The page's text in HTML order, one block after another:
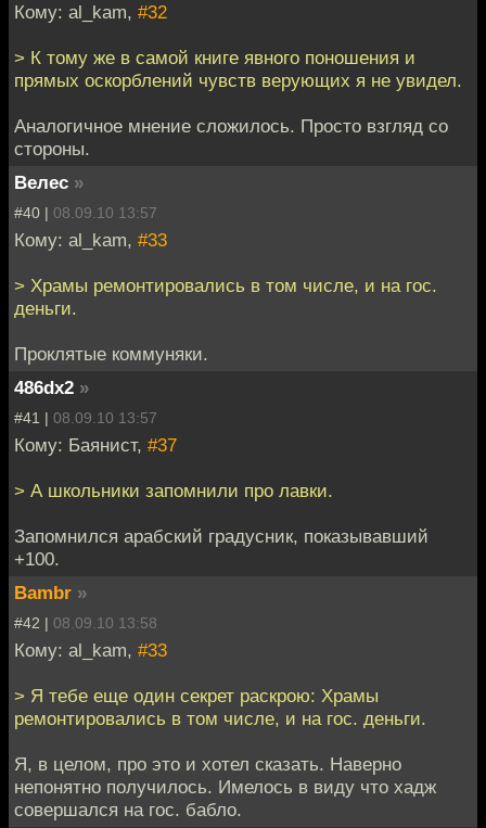
Кому: al_kam, #32
> К тому же в самой книге явного поношения и
прямых оскорблений чувств верующих я не увидел.
Аналогичное мнение сложилось. Просто взгляд со
стороны.
Велес »
#40 | 08.09.10 13:57
Кому: al_kam, #33
> Храмы ремонтировались в том числе, и на гос.
деньги.
Проклятые коммуняки.
486dx2 »
#41 | 08.09.10 13:57
Кому: Баянист, #37
> А школьники запомнили про лавки.
Запомнился арабский градусник, показывавший
+100.
Bambr »
#42 | 08.09.10 13:58
Кому: al_kam, #33
> Я тебе еще один секрет раскрою: Храмы
ремонтировались в том числе, и на гос. деньги.
Я, в целом, про это и хотел сказать. Наверно
непонятно получилось. Имелось в виду что хадж
совершался на гос. бабло.